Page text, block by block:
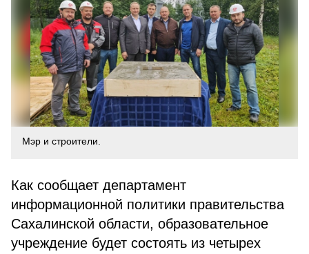
Мэр и строители.
Как сообщает департамент
информационной политики правительства
Сахалинской области, образовательное
учреждение будет состоять из четырех